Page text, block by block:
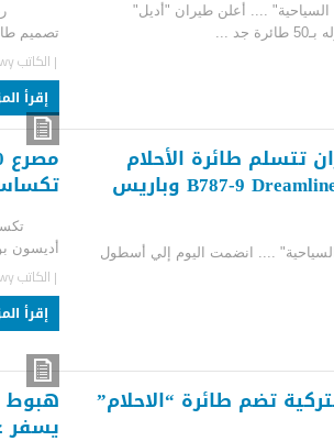
طيران "أديل"
رغم أنها لا تزال
تصميم طائرة أسرع
elgedawy
طائرة الأحلام
الرابعة من طراز B787-9 Dreamliner وباريس
اليوم إلي أسطول
مصرع
تكساس
تكساس "المسلة
أديسون بولاية
elgedawy
طائرة “الاحلام” هبوط
يسفر عن مصرع